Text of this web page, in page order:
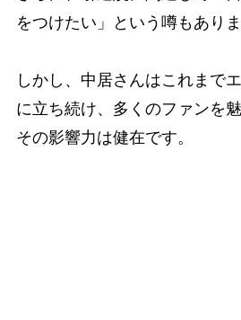
をつけたい」という噂もありま
しかし、中居さんはこれまで
に立ち続け、多くのファンを
その影響力は健在です。